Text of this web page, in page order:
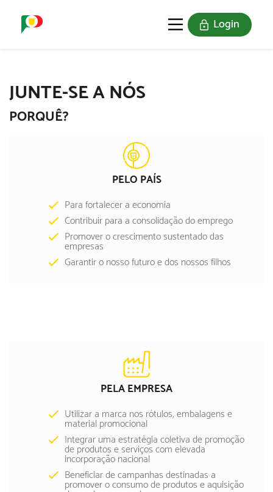
Login
JUNTE-SE A NÓS
PORQUÊ?
PELO PAÍS
Para fortalecer a economia
Contribuir para a consolidação do emprego
Promover o crescimento sustentado das
empresas
Garantir o nosso futuro e dos nossos filhos
PELA EMPRESA
Utilizar a marca nos rótulos, embalagens e
material promocional
Integrar uma estratégia coletiva de promoção
de produtos e serviços com elevada
incorporação nacional
Beneficiar de campanhas destinadas a
promover o consumo de produtos e aquisição